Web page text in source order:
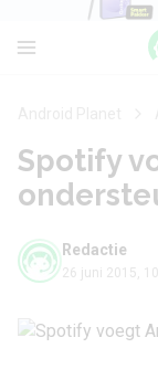
Spotify
Redactie
26 juni 2015,